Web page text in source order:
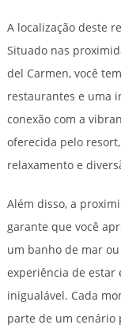
A localização deste
Situado nas
del Carmen, você
restaurantes e uma
conexão com a
oferecida pelo
relaxamento e
Além disso, a
garante que você
um banho de mar
experiência de estar
inigualável. Cada
parte de um cenário